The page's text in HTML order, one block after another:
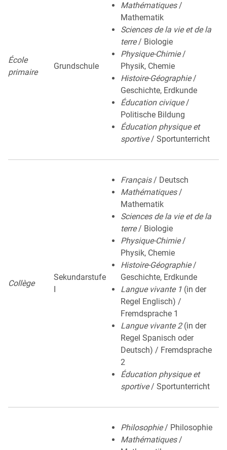
École
primaire
Grundschule
Mathématiques/
Mathematik
Sciences de la vie et de la
terre/ Biologie
Physique-Chimie/
Physik, Chemie
Histoire-Géographie/
Geschichte, Erdkunde
Éducation civique/
Politische Bildung
Éducation physique et
sportive/ Sportunterricht
Collège
Sekundarstufe
Français/ Deutsch
Mathématiques/
Mathematik
Sciences de la vie et de la
terre/ Biologie
Physique-Chimie/
Physik, Chemie
Histoire-Géographie/
Geschichte, Erdkunde
Langue vivante 1 (in der
Regel Englisch) /
Fremdsprache 1
Langue vivante 2(in der
Regel Spanisch oder
Deutsch) / Fremdsprache
2
Éducation physique et
sportive/ Sportunterricht
Philosophie/ Philosophie
Mathématiques/